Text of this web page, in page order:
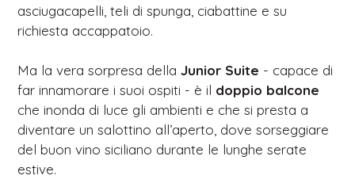
asciugacapelli, teli di spunga, ciabattine e su
richiesta accappatoio.
Ma la vera sorpresa della Junior Suite - capace di
far innamorare i suoi ospiti - è il doppio balcone
che inonda di luce gli ambienti e che si presta a
diventare un salottino all’aperto, dove sorseggiare
del buon vino siciliano durante le lunghe serate
estive.